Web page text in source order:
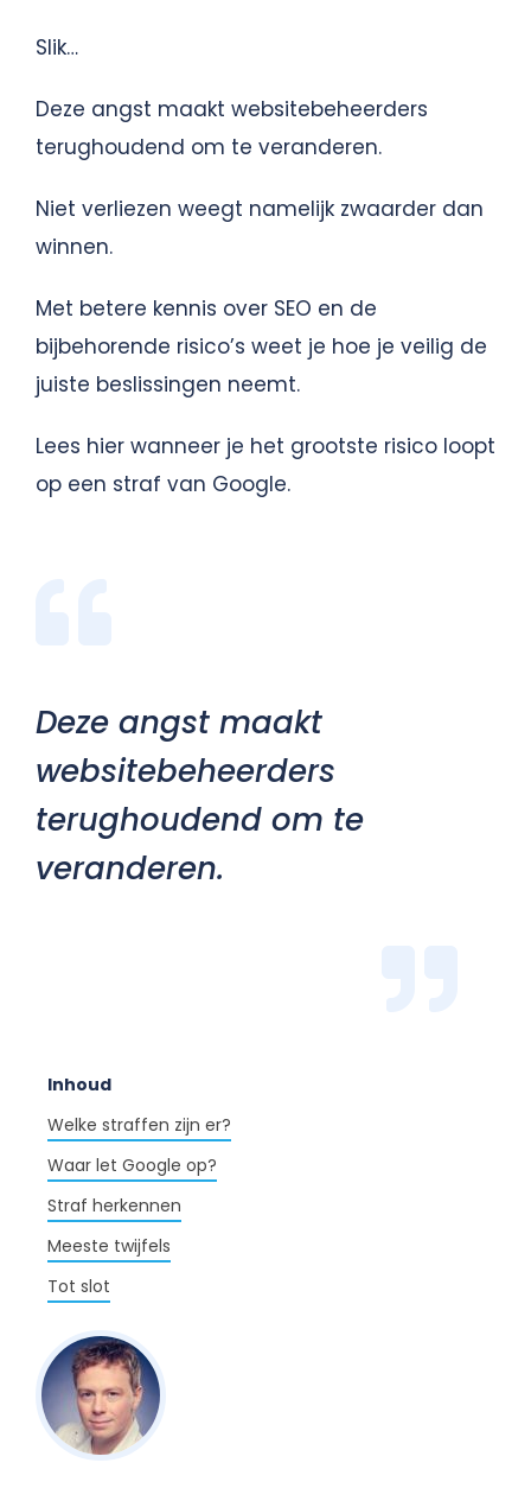
Inhoud
Welke straffen zijn er?
Waar let Google op?
Straf herkennen
Meeste twijfels
Tot slot
Slik…
Deze angst maakt websitebeheerders
terughoudend om te veranderen.
Niet verliezen weegt namelijk zwaarder dan
winnen.
Met betere kennis over SEO en de
bijbehorende risico’s weet je hoe je veilig de
juiste beslissingen neemt.
Lees hier wanneer je het grootste risico loopt
op een straf van Google.
Deze angst maakt
websitebeheerders
terughoudend om te
veranderen.